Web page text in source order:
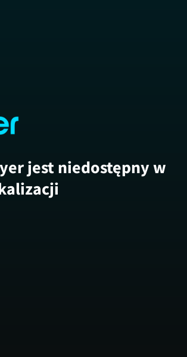
jest niedostępny w